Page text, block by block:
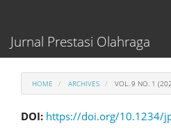
Main
Content
Jurnal Prestasi Olahraga
HOME ARCHIVES VOL. 9 NO. 1
DOI: https://doi.org/10.1234/